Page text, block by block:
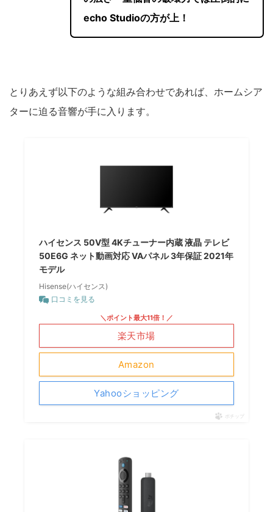
echo Studioの方が上！
とりあえず以下のような組み合わせであれば、ホームシア
ターに迫る音響が手に入ります。
ハイセンス 50V型 4Kチューナー内蔵 液晶 テレビ
50E6G ネット動画対応 VAパネル 3年保証 2021年
モデル
Hisense(ハイセンス)
口コミを見る
Amazon
＼ポイント最大11倍！／
楽天市場
Yahooショッピング
ポチップ